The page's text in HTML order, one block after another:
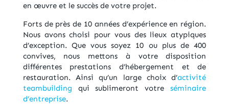
en œuvre et le succès de votre projet.
Forts de près de 10 années d’expérience en région.
Nous avons choisi pour vous des lieux atypiques
d’exception. Que vous soyez 10 ou plus de 400
convives, nous mettons à votre disposition
différentes prestations d’hébergement et de
restauration. Ainsi qu’un large choix d’activité
teambuilding qui sublimeront votreséminaire
d’entreprise.